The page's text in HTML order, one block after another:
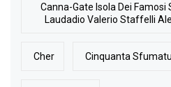
Canna-Gate Isola Dei Famosi
Laudadio Valerio Staffelli
Cher Cinquanta